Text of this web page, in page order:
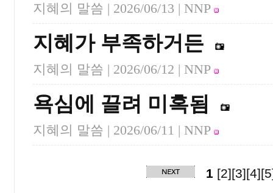
지혜의 말씀 | 2026/06/13 | NNP
지혜가 부족하거든
지혜의 말씀 | 2026/06/12 | NNP
욕심에 끌려 미혹됨
지혜의 말씀 | 2026/06/11 | NNP
1 [2][3][4]